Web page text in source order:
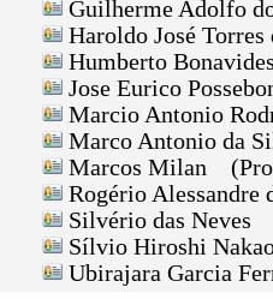
Guilherme Adolfo
Haroldo José
Humberto
Jose Eurico
Marcio Antonio
Marco Antonio da
Marcos Milan
Rogério
Silvério das Neves
Sílvio Hiroshi
Ubirajara Garcia